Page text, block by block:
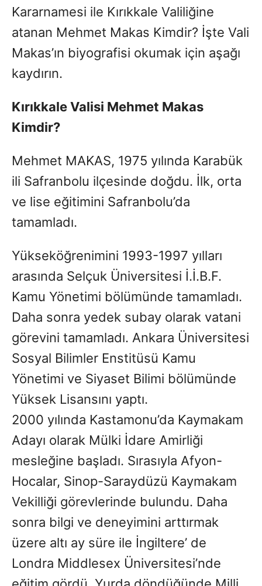
Kararnamesi ile Kırıkkale Valiliğine
atanan Mehmet Makas Kimdir? İşte Vali
Makas’ın biyografisi okumak için aşağı
kaydırın.
Kırıkkale Valisi Mehmet Makas
Kimdir?
Mehmet MAKAS, 1975 yılında Karabük
ili Safranbolu ilçesinde doğdu. İlk, orta
ve lise eğitimini Safranbolu’da
tamamladı.
Yükseköğrenimini 1993-1997 yılları
arasında Selçuk Üniversitesi İ.İ.B.F.
Kamu Yönetimi bölümünde tamamladı.
Daha sonra yedek subay olarak vatani
görevini tamamladı. Ankara Üniversitesi
Sosyal Bilimler Enstitüsü Kamu
Yönetimi ve Siyaset Bilimi bölümünde
Yüksek Lisansını yaptı.
2000 yılında Kastamonu’da Kaymakam
Adayı olarak Mülki İdare Amirliği
mesleğine başladı. Sırasıyla Afyon-
Hocalar, Sinop-Saraydüzü Kaymakam
Vekilliği görevlerinde bulundu. Daha
sonra bilgi ve deneyimini arttırmak
üzere altı ay süre ile İngiltere’ de
Londra Middlesex Üniversitesi’nde